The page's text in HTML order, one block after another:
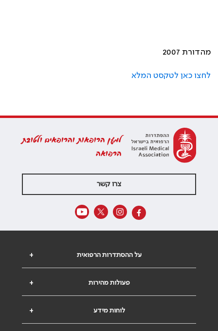
מהדורת 2007
לחצו כאן לטקסט המלא
למען הרופאות והרופאים ולטובת
הרפואה
צרו קשר
+ על ההסתדרות הרפואית
+ פעולות מהירות
+ לוחות מידע